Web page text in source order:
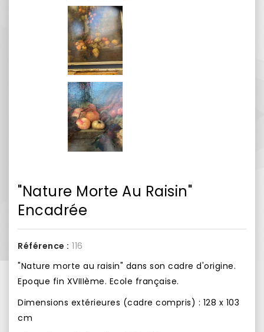
"Nature Morte Au Raisin"
Encadrée
Référence : 116
"Nature morte au raisin" dans son cadre d'origine.
Epoque fin XVIIIème. Ecole française.
Dimensions extérieures (cadre compris) : 128 x 103
cm